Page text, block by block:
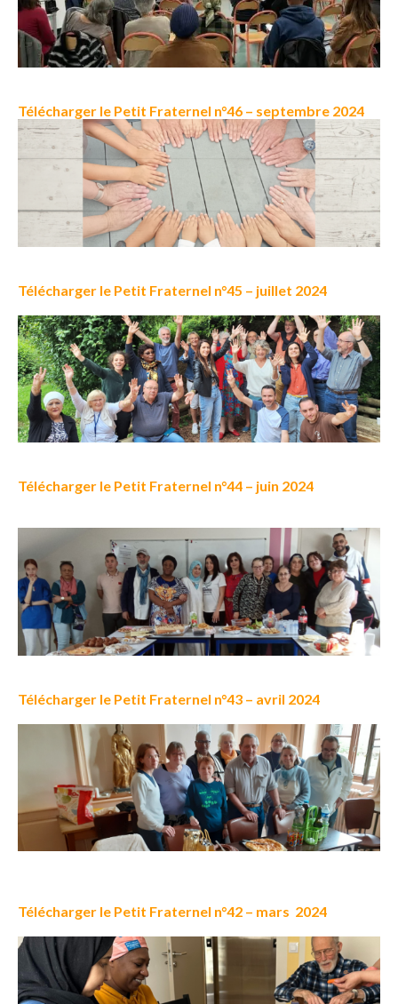
Télécharger le Petit Fraternel n°46 – septembre 2024
Télécharger le Petit Fraternel n°45 – juillet 2024
Télécharger le Petit Fraternel n°44 – juin 2024
Télécharger le Petit Fraternel n°43 – avril 2024
Télécharger le Petit Fraternel n°42 – mars 2024